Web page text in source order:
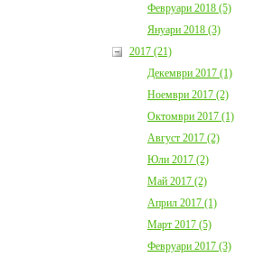
Февруари 2018 (5)
Януари 2018 (3)
2017 (21)
Декември 2017 (1)
Ноември 2017 (2)
Октомври 2017 (1)
Август 2017 (2)
Юли 2017 (2)
Май 2017 (2)
Април 2017 (1)
Март 2017 (5)
Февруари 2017 (3)